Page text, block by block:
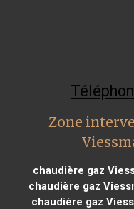
Zone
chaudière gaz
chaudière gaz
chaudière gaz